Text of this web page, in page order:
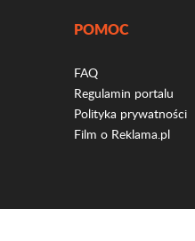
POMOC
FAQ
Regulamin portalu
Polityka prywatności
Film o Reklama.pl